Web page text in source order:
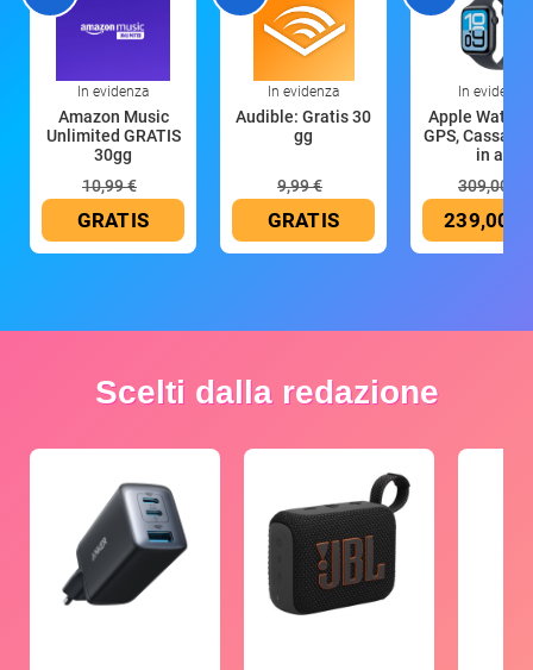
In evidenza
Amazon Music
Unlimited GRATIS
30gg
10,99 €
GRATIS
In evidenza
Audible: Gratis 30
gg
9,99 €
GRATIS
In evidenza
Apple Watch
GPS, Cassa
in all
309,00 €
239,00 €
Scelti dalla redazione